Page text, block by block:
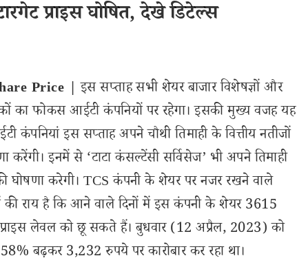
प्राइस घोषित, देखे डिटेल्स
Price | इस सप्ताह सभी शेयर बाजार विशेषज्ञों और
का फोकस आईटी कंपनियों पर रहेगा। इसकी मुख्य वजह यह
कंपनियां इस सप्ताह अपने चौथी तिमाही के वित्तीय नतीजों
करेंगी। इनमें से ‘टाटा कंसल्टेंसी सर्विसेज’ भी अपने तिमाही
घोषणा करेगी। TCS कंपनी के शेयर पर नजर रखने वाले
की राय है कि आने वाले दिनों में इस कंपनी के शेयर 3615
लेवल को छू सकते हैं। बुधवार (12 अप्रैल, 2023) को
बढ़कर 3,232 रुपये पर कारोबार कर रहा था।